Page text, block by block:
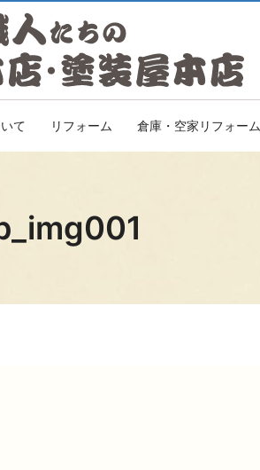
て リフォーム 倉庫・空家リフォーム